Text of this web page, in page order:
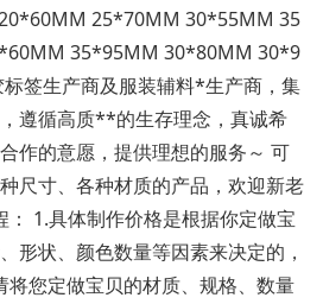
25*70MM 30*55MM 35
35*95MM 30*80MM 30*9
签生产商及服装辅料*生产商，集
遵循高质**的生存理念，真诚希
作的意愿，提供理想的服务～ 可
尺寸、各种材质的产品，欢迎新老
： 1.具体制作价格是根据你定做宝
形状、颜色数量等因素来决定的，
将您定做宝贝的材质、规格、数量